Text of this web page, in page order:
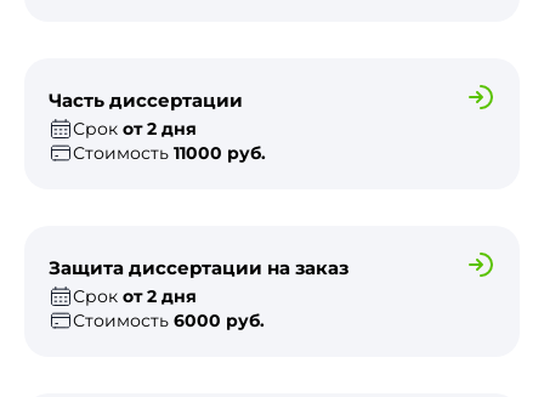
Часть диссертации
Срок от 2 дня
Стоимость 11000 руб.
Защита диссертации на заказ
Срок от 2 дня
Стоимость 6000 руб.